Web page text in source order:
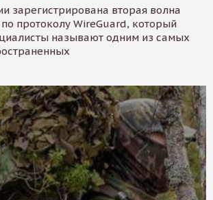
зарегистрирована вторая волна
протоколу WireGuard, который
называют одним из самых